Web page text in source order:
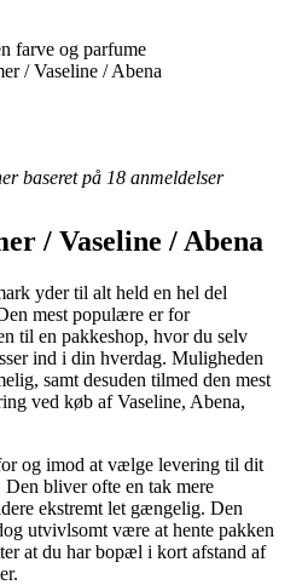
farve og parfume
/ Vaseline / Abena
baseret på 18 anmeldelser
/ Vaseline / Abena
yder til alt held en hel del
mest populære er for
til en pakkeshop, hvor du selv
ind i din hverdag. Muligheden
samt desuden tilmed den mest
ved køb af Vaseline, Abena,
og imod at vælge levering til dit
bliver ofte en tak mere
ekstremt let gængelig. Den
utvivlsomt være at hente pakken
at du har bopæl i kort afstand af